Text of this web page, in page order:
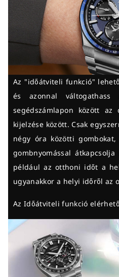
Az "időátviteli funkció"
és azonnal
segédszámlapon között
kijelzése között. Csak
négy óra közötti
gombnyomással
például az otthoni időt a
ugyanakkor a helyi időről az
Az Időátviteli funkció